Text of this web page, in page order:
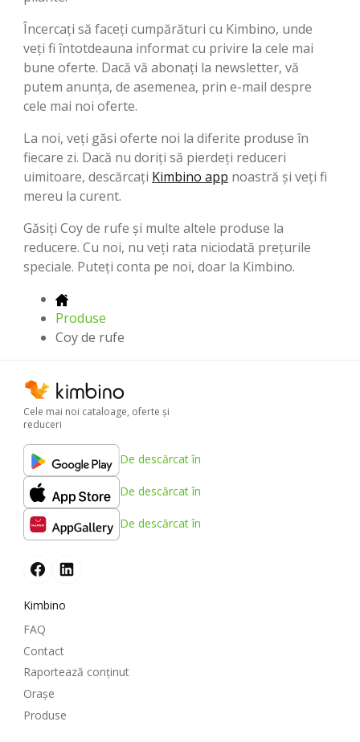
Încercați să faceți cumpărături cu Kimbino, unde
veți fi întotdeauna informat cu privire la cele mai
bune oferte. Dacă vă abonați la newsletter, vă
putem anunța, de asemenea, prin e-mail despre
cele mai noi oferte.
La noi, veți găsi oferte noi la diferite produse în
fiecare zi. Dacă nu doriți să pierdeți reduceri
uimitoare, descărcați Kimbino app noastră și veți fi
mereu la curent.
Găsiți Coy de rufe și multe altele produse la
reducere. Cu noi, nu veți rata niciodată preţurile
speciale. Puteți conta pe noi, doar la Kimbino.
Produse
Coy de rufe
Cele mai noi cataloage, oferte şi
reduceri
De descărcat în
De descărcat în
De descărcat în
Kimbino
FAQ
Contact
Raportează conținut
Oraşe
Produse